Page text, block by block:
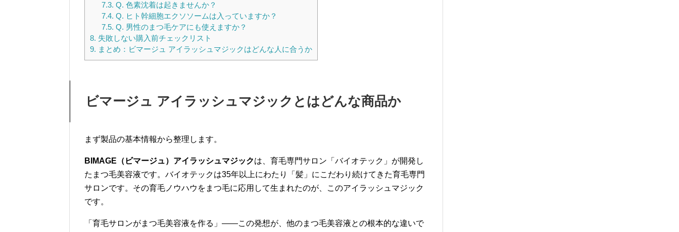
7.3. Q. 色素沈着は起きませんか？
7.4. Q. ヒト幹細胞エクソソームは入っていますか？
7.5. Q. 男性のまつ毛ケアにも使えますか？
8. 失敗しない購入前チェックリスト
9. まとめ：ビマージュ アイラッシュマジックはどんな人に合うか
ビマージュ アイラッシュマジックとはどんな商品か
まず製品の基本情報から整理します。
BIMAGE（ビマージュ）アイラッシュマジックは、育毛専門サロン「バイオテック」が開発し
たまつ毛美容液です。バイオテックは35年以上にわたり「髪」にこだわり続けてきた育毛専門
サロンです。その育毛ノウハウをまつ毛に応用して生まれたのが、このアイラッシュマジック
です。
「育毛サロンがまつ毛美容液を作る」——この発想が、他のまつ毛美容液との根本的な違いで